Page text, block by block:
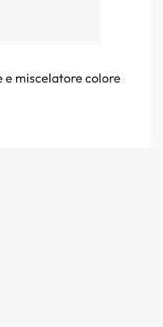
e miscelatore colore